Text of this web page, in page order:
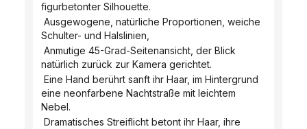
figurbetonter Silhouette.
Schulter- und Halslinien,
natürlich zurück zur Kamera gerichtet.
eine neonfarbene Nachtstraße mit leichtem
Nebel.